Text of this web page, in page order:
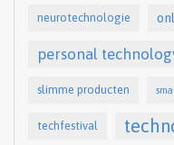
neurotechnologie
personal
slimme producten
techfestival